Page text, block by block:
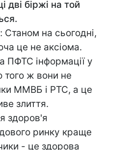
дві біржі на той
Станом на сьогодні,
це не аксіома.
ПФТС інформації у
того ж вони не
ММВБ і РТС, а це
злиття.
здоров'я
ринку краще
- це здорова